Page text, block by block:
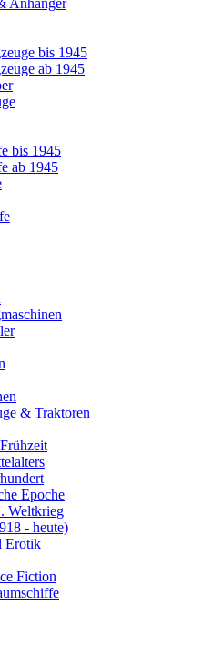
Anhänger
bis 1945
ab 1945
bis 1945
ab 1945
& Traktoren
Epoche
Weltkrieg
- heute)
Erotik
Fiction